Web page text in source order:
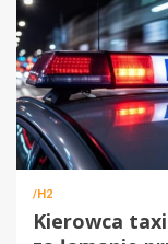
/H2
Kierowca